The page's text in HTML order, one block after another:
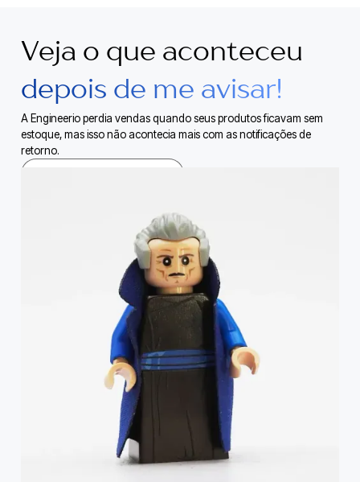
Veja o que aconteceu
depois de me avisar!
A Engineerio perdia vendas quando seus produtos ficavam sem
estoque, mas isso não acontecia mais com as notificações de
retorno.